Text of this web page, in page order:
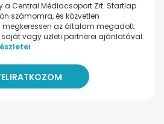
a Central Médiacsoport Zrt. Startlap
számomra, és közvetlen
megkeressen az általam megadott
vagy üzleti partnerei ajánlatával.